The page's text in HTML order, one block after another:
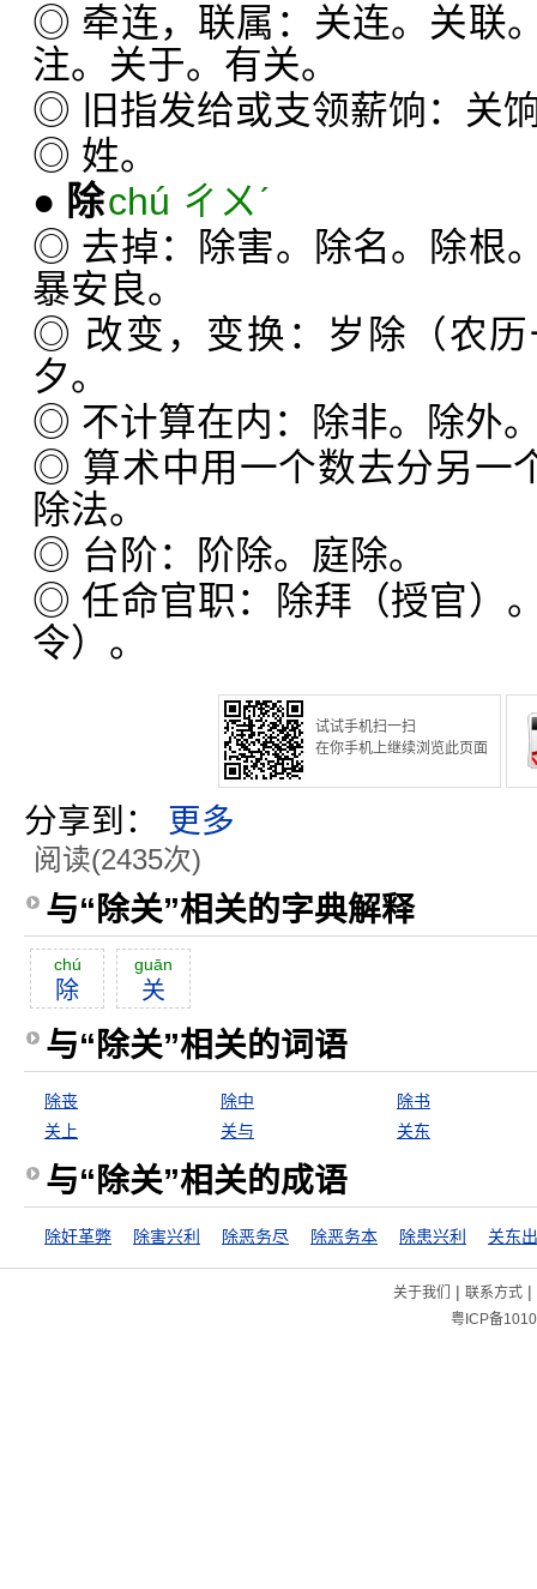
◎ 牵连，联属：关连。关联
注。关于。有关。
◎ 旧指发给或支领薪饷：关
◎ 姓。
● 除chú ㄔㄨˊ
◎ 去掉：除害。除名。除根
暴安良。
◎ 改变，变换：岁除（农
夕。
◎ 不计算在内：除非。除外
◎ 算术中用一个数去分另一
除法。
◎ 台阶：阶除。庭除。
◎ 任命官职：除拜（授官）
令）。
试试手机扫一扫
在你手机上继续浏览此页面
分享到： 更多
阅读(2435次)
与“除关”相关的字典解释
chú
除
guān
关
与“除关”相关的词语
除丧 除中
除书
关上
关与 关东
与“除关”相关的成语
除奸革弊 除害兴利 除恶务尽 除恶务本 除患兴利
关于我们 | 联系方式|
粤ICP备